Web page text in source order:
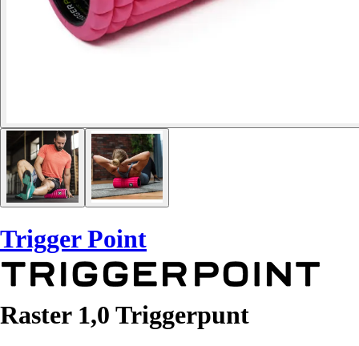
Trigger Point
Raster 1,0 Triggerpunt